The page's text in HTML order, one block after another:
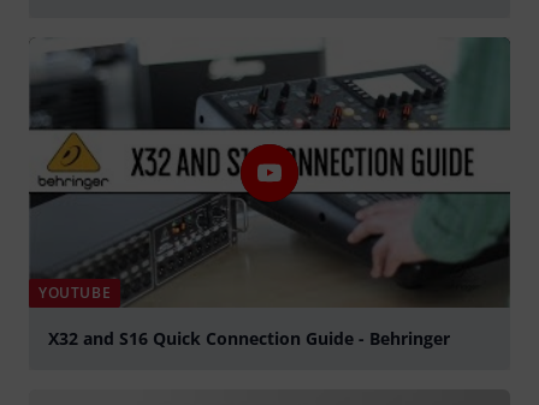
YOUTUBE
X32 and S16 Quick Connection Guide - Behringer